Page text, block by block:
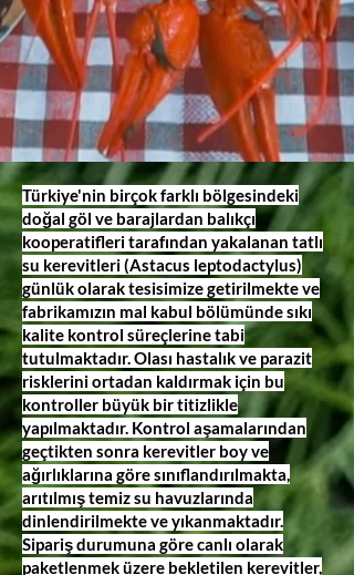
Türkiye'nin birçok farklı bölgesindeki
doğal göl ve barajlardan balıkçı
kooperatifleri tarafından yakalanan tatlı
su kerevitleri (Astacus leptodactylus)
günlük olarak tesisimize getirilmekte ve
fabrikamızın mal kabul bölümünde sıkı
kalite kontrol süreçlerine tabi
tutulmaktadır. Olası hastalık ve parazit
risklerini ortadan kaldırmak için bu
kontroller büyük bir titizlikle
yapılmaktadır. Kontrol aşamalarından
geçtikten sonra kerevitler boy ve
ağırlıklarına göre sınıflandırılmakta,
arıtılmış temiz su havuzlarında
dinlendirilmekte ve yıkanmaktadır.
Sipariş durumuna göre canlı olarak
paketlenmek üzere bekletilen kerevitler,